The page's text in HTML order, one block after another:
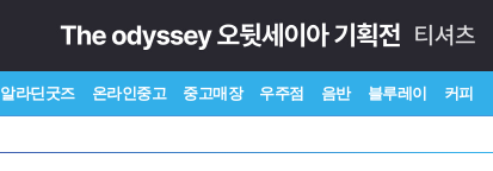
알라딘굿즈 온라인중고 중고매장 우주점 음반 블루레이 커피